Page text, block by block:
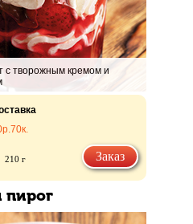
с творожным кремом и
70к.
210 г Заказ